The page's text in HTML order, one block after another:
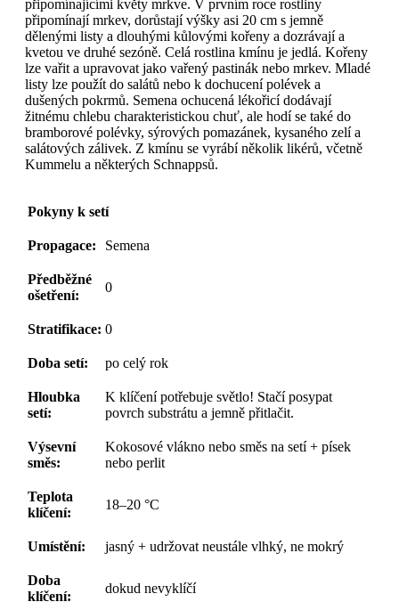
připomínajícími květy mrkve. V prvním roce rostliny
připomínají mrkev, dorůstají výšky asi 20 cm s jemně
dělenými listy a dlouhými kůlovými kořeny a dozrávají a
kvetou ve druhé sezóně. Celá rostlina kmínu je jedlá. Kořeny
lze vařit a upravovat jako vařený pastinák nebo mrkev. Mladé
listy lze použít do salátů nebo k dochucení polévek a
dušených pokrmů. Semena ochucená lékořicí dodávají
žitnému chlebu charakteristickou chuť, ale hodí se také do
bramborové polévky, sýrových pomazánek, kysaného zelí a
salátových zálivek. Z kmínu se vyrábí několik likérů, včetně
Kummelu a některých Schnappsů.
Pokyny k setí
Propagace: Semena
Předběžné
ošetření:
0
Stratifikace: 0
Doba setí: po celý rok
Hloubka
setí:
K klíčení potřebuje světlo! Stačí posypat
povrch substrátu a jemně přitlačit.
Výsevní
směs:
Kokosové vlákno nebo směs na setí + písek
nebo perlit
Teplota
klíčení:
18–20 °C
Umístění: jasný + udržovat neustále vlhký, ne mokrý
Doba
klíčení:
dokud nevyklíčí